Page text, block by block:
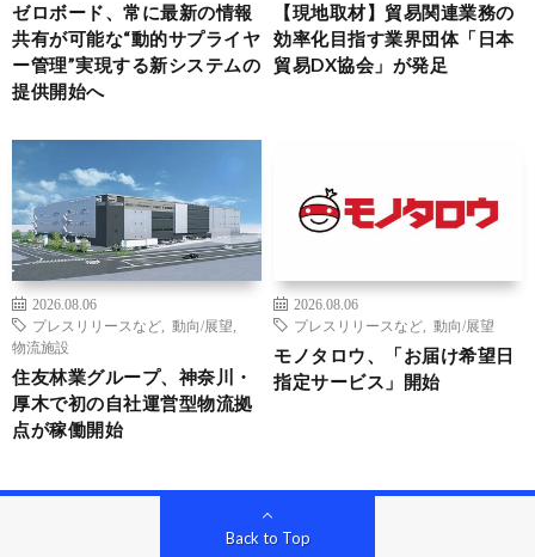
ゼロボード、常に最新の情報
共有が可能な“動的サプライヤ
ー管理”実現する新システムの
提供開始へ
【現地取材】貿易関連業務の
効率化目指す業界団体「日本
貿易DX協会」が発足
2026.08.06
プレスリリースなど
動向/展望
物流施設
住友林業グループ、神奈川・
厚木で初の自社運営型物流拠
点が稼働開始
2026.08.06
プレスリリースなど
動向/展望
モノタロウ、「お届け希望日
指定サービス」開始
Back to Top